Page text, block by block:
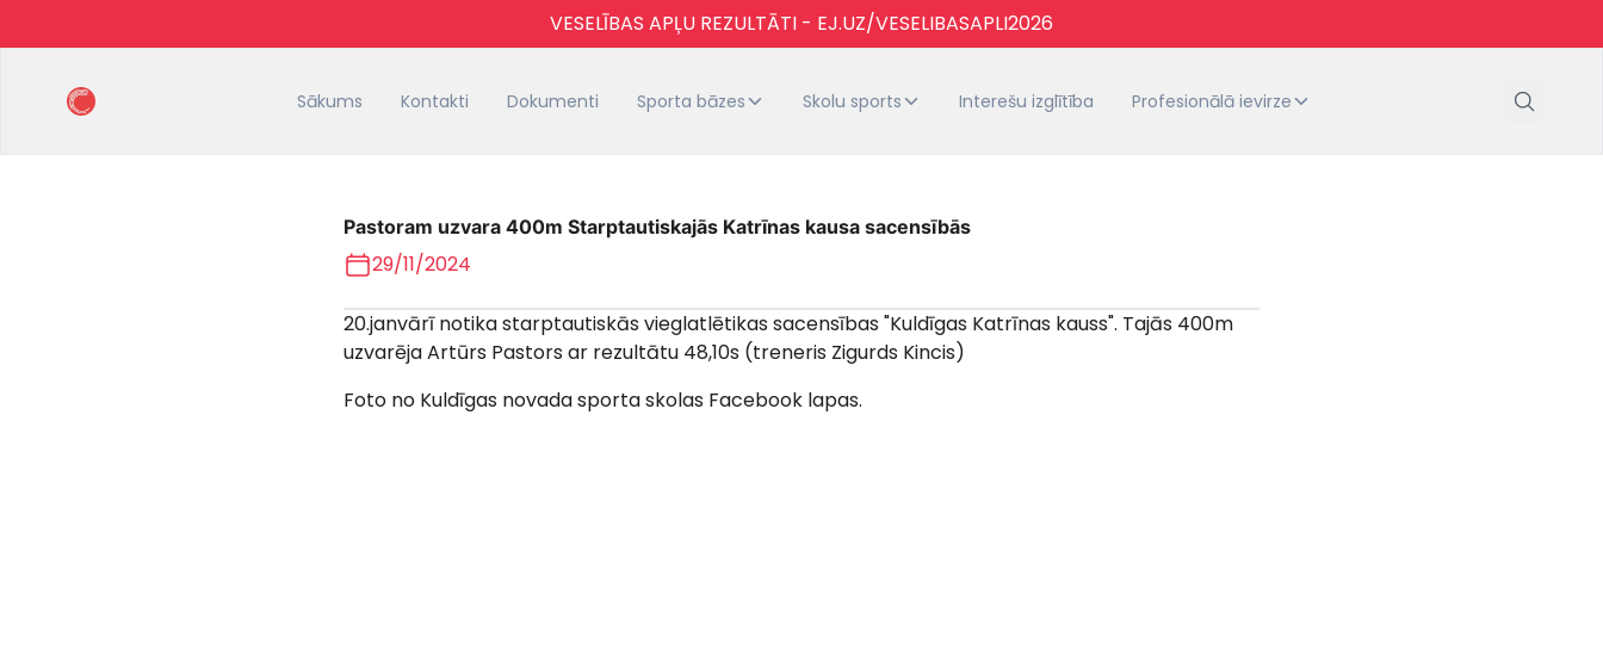
VESELĪBAS APĻU REZULTĀTI - EJ.UZ/VESELIBASAPLI2026
Sākums Kontakti Dokumenti Sporta bāzes Skolu sports Interešu izglītība Profesionālā ievirze
Pastoram uzvara 400m Starptautiskajās Katrīnas kausa sacensībās
29/11/2024
20.janvārī notika starptautiskās vieglatlētikas sacensības "Kuldīgas Katrīnas kauss". Tajās 400m
uzvarēja Artūrs Pastors ar rezultātu 48,10s (treneris Zigurds Kincis)
Foto no Kuldīgas novada sporta skolas Facebook lapas.